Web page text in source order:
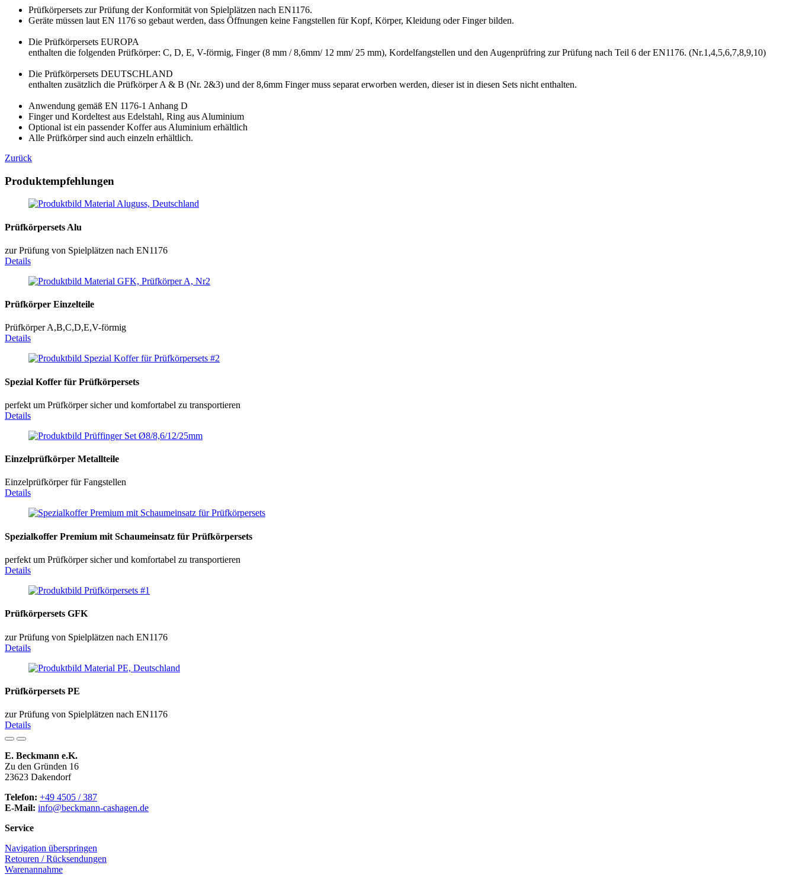
Prüfkörpersets zur Prüfung der Konformität von Spielplätzen nach EN1176.
Geräte müssen laut EN 1176 so gebaut werden, dass Öffnungen keine Fangstellen für Kopf, Körper, Kleidung oder Finger bilden.
Die Prüfkörpersets EUROPA
enthalten die folgenden Prüfkörper: C, D, E, V-förmig, Finger (8 mm / 8,6mm/ 12 mm/ 25 mm), Kordelfangstellen und den Augenprüfring zur Prüfung nach Teil 6 der EN1176. (Nr.1,4,5,6,7,8,9,10)
Die Prüfkörpersets DEUTSCHLAND
enthalten zusätzlich die Prüfkörper A & B (Nr. 2&3) und der 8,6mm Finger muss separat erworben werden, dieser ist in diesen Sets nicht enthalten.
Anwendung gemäß EN 1176-1 Anhang D
Finger und Kordeltest aus Edelstahl, Ring aus Aluminium
Optional ist ein passender Koffer aus Aluminium erhältlich
Alle Prüfkörper sind auch einzeln erhältlich.
Zurück
Produktempfehlungen
Prüfkörpersets Alu
zur Prüfung von Spielplätzen nach EN1176
Details
Prüfkörper Einzelteile
Prüfkörper A,B,C,D,E,V-förmig
Details
Spezial Koffer für Prüfkörpersets
perfekt um Prüfkörper sicher und komfortabel zu transportieren
Details
Einzelprüfkörper Metallteile
Einzelprüfkörper für Fangstellen
Details
Spezialkoffer Premium mit Schaumeinsatz für Prüfkörpersets
perfekt um Prüfkörper sicher und komfortabel zu transportieren
Details
Prüfkörpersets GFK
zur Prüfung von Spielplätzen nach EN1176
Details
Prüfkörpersets PE
zur Prüfung von Spielplätzen nach EN1176
Details
E. Beckmann e.K.
Zu den Gründen 16
23623 Dakendorf
Telefon: +49 4505 / 387
E-Mail: info@beckmann-cashagen.de
Service
Navigation überspringen
Retouren / Rücksendungen
Warenannahme